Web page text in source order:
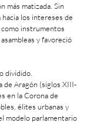
más matizada. Sin
los intereses de
instrumentos
y favoreció
dividido.
de Aragón (siglos XIII-
en la Corona de
élites urbanas y
modelo parlamentario